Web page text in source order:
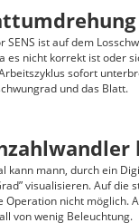
SENS ist auf dem
es nicht korrekt ist oder
sofort
und das Blatt.
kann mann, durch ein
visualisieren. Auf die
Operation nicht möglich.
von wenig Beleuchtung.